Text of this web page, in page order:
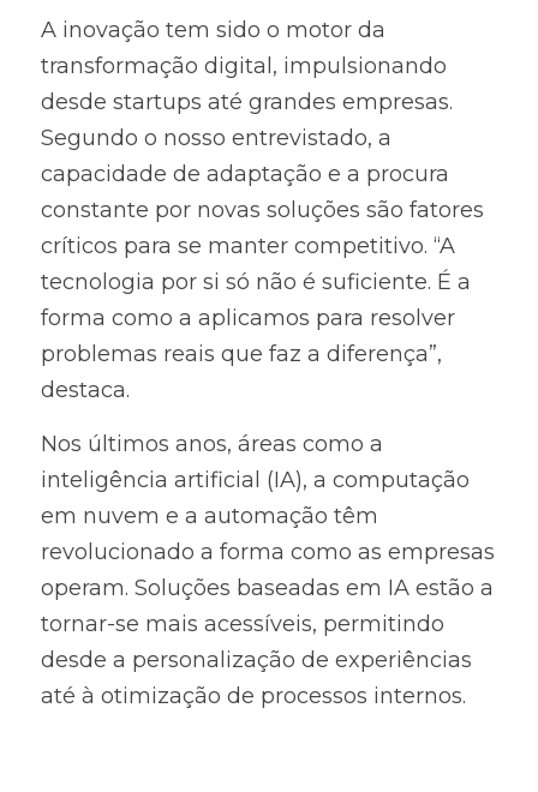
A inovação tem sido o motor da
transformação digital, impulsionando
desde startups até grandes empresas.
Segundo o nosso entrevistado, a
capacidade de adaptação e a procura
constante por novas soluções são fatores
críticos para se manter competitivo. “A
tecnologia por si só não é suficiente. É a
forma como a aplicamos para resolver
problemas reais que faz a diferença”,
destaca.
Nos últimos anos, áreas como a
inteligência artificial (IA), a computação
em nuvem e a automação têm
revolucionado a forma como as empresas
operam. Soluções baseadas em IA estão a
tornar-se mais acessíveis, permitindo
desde a personalização de experiências
até à otimização de processos internos.